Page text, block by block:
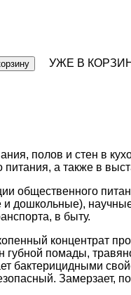
УЖЕ В
полов и стен в
а также в
общественного
и дошкольные),
в быту.
концентрат
губной помады,
бактерицидными
Замерзает,